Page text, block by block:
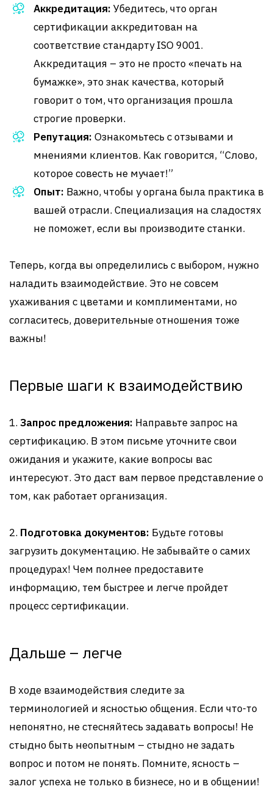
Аккредитация: Убедитесь, что орган
сертификации аккредитован на
соответствие стандарту ISO 9001.
Аккредитация – это не просто «печать на
бумажке», это знак качества, который
говорит о том, что организация прошла
строгие проверки.
Репутация: Ознакомьтесь с отзывами и
мнениями клиентов. Как говорится, “Слово,
которое совесть не мучает!”
Опыт: Важно, чтобы у органа была практика в
вашей отрасли. Специализация на сладостях
не поможет, если вы производите станки.
Теперь, когда вы определились с выбором, нужно
наладить взаимодействие. Это не совсем
ухаживания с цветами и комплиментами, но
согласитесь, доверительные отношения тоже
важны!
Первые шаги к взаимодействию
1. Запрос предложения: Направьте запрос на
сертификацию. В этом письме уточните свои
ожидания и укажите, какие вопросы вас
интересуют. Это даст вам первое представление о
том, как работает организация.
2. Подготовка документов: Будьте готовы
загрузить документацию. Не забывайте о самих
процедурах! Чем полнее предоставите
информацию, тем быстрее и легче пройдет
процесс сертификации.
Дальше – легче
В ходе взаимодействия следите за
терминологией и ясностью общения. Если что-то
непонятно, не стесняйтесь задавать вопросы! Не
стыдно быть неопытным – стыдно не задать
вопрос и потом не понять. Помните, ясность –
залог успеха не только в бизнесе, но и в общении!